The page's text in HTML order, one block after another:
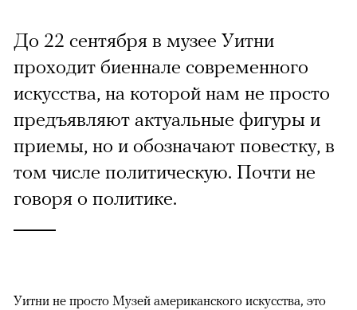
До 22 сентября в музее Уитни
проходит биеннале современного
искусства, на которой нам не просто
предъявляют актуальные фигуры и
приемы, но и обозначают повестку, в
том числе политическую. Почти не
говоря о политике.
Уитни не просто Музей американского искусства, это